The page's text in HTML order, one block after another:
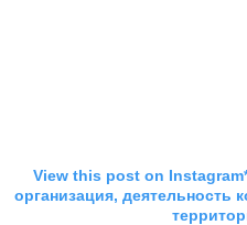
View this post on Instagram
организация, деятельность